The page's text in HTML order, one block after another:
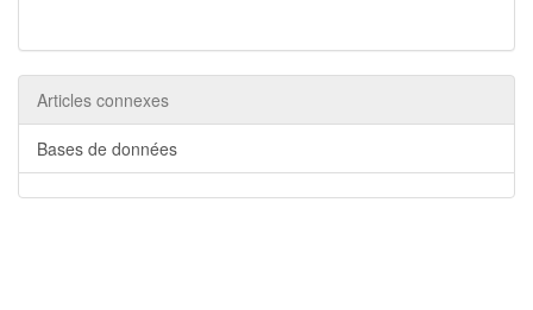
Articles connexes
Bases de données